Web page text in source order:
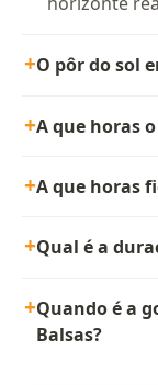
O pôr do sol
A que horas
A que horas
Qual é a
Quando é a
Balsas?